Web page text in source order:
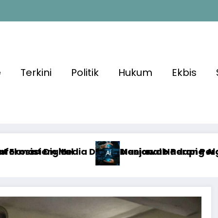
Terkini Politik Hukum Ekbis
Hadapi Perang Algoritma AI
Perang Algoritma AI dengan Etika,